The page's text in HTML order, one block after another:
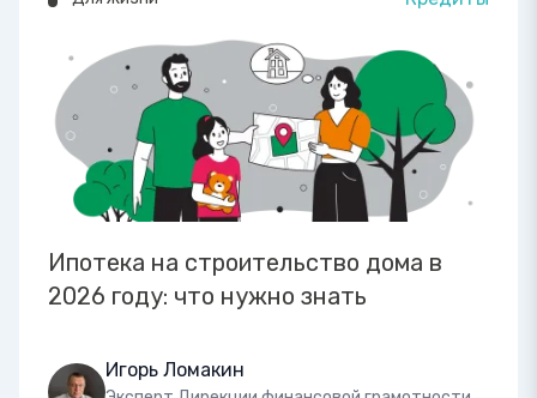
Ипотека на строительство дома в
2026 году: что нужно знать
Игорь Ломакин